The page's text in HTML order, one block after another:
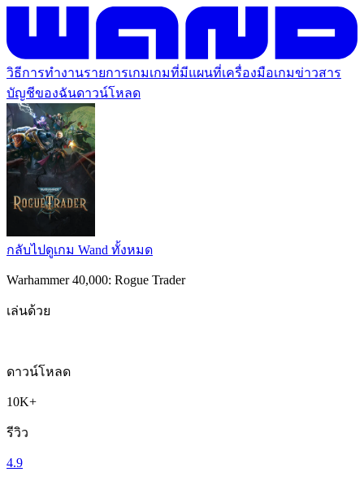
วิธีการทำงานรายการเกมเกมที่มีแผนที่เครื่องมือเกมข่าวสาร
บัญชีของฉันดาวน์โหลด
กลับไปดูเกม Wand ทั้งหมด
Warhammer 40,000: Rogue Trader
เล่นด้วย
ดาวน์โหลด
10K+
รีวิว
4.9